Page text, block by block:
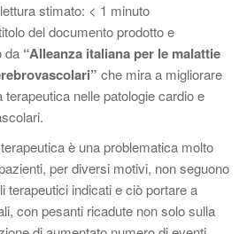
stimato: < 1 minuto
del documento prodotto e
da “Alleanza italiana per le malattie
che mira a migliorare
terapeutica nelle patologie cardio e
è una problematica molto
per diversi motivi, non seguono
terapeutici indicati e ciò portare a
con pesanti ricadute non solo sulla